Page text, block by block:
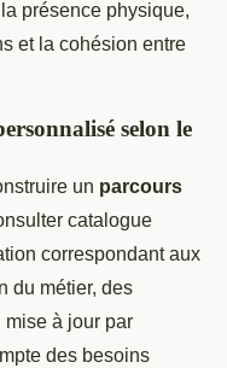
présence physique,
et la cohésion entre
selon le
un parcours
catalogue
correspondant aux
du métier, des
mise à jour par
des besoins